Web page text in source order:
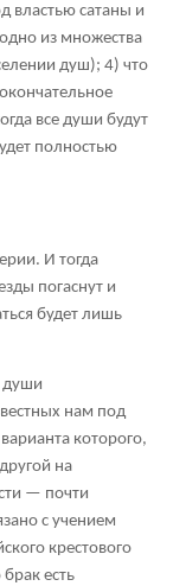
властью сатаны и
из множества
душ); 4) что
все души будут
полностью
И тогда
погаснут и
будет лишь
души
нам под
которого,
на
— почти
с учением
крестового
есть